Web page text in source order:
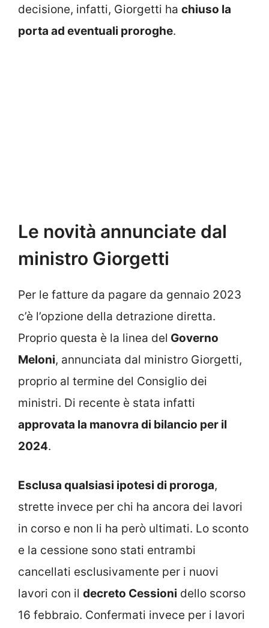
decisione, infatti, Giorgetti ha chiuso la
porta ad eventuali proroghe.
Le novità annunciate dal
ministro Giorgetti
Per le fatture da pagare da gennaio 2023
c’è l’opzione della detrazione diretta.
Proprio questa è la linea del Governo
Meloni, annunciata dal ministro Giorgetti,
proprio al termine del Consiglio dei
ministri. Di recente è stata infatti
approvata la manovra di bilancio per il
2024.
Esclusa qualsiasi ipotesi di proroga,
strette invece per chi ha ancora dei lavori
in corso e non li ha però ultimati. Lo sconto
e la cessione sono stati entrambi
cancellati esclusivamente per i nuovi
lavori con il decreto Cessioni dello scorso
16 febbraio. Confermati invece per i lavori